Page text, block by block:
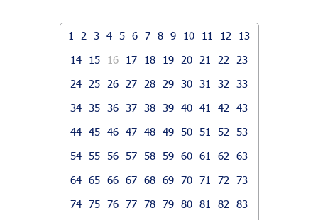
1 2 3 4 5 6 7 8 9 10 11 12
13
14
15 16 17 18 19 20 21 22
23
24
25 26 27 28 29 30 31 32
33
34 35 36 37 38 39 40 41 42
43
44 45 46 47 48 49 50 51 52
53
54 55 56 57 58 59 60 61 62
63
64 65 66 67 68 69 70 71 72
73
74 75 76 77 78 79 80 81 82
83